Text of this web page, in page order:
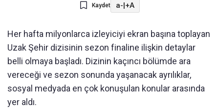
Kaydet a-|+A
Her hafta milyonlarca izleyiciyi ekran başına toplayan
Uzak Şehir dizisinin sezon finaline ilişkin detaylar
belli olmaya başladı. Dizinin kaçıncı bölümde ara
vereceği ve sezon sonunda yaşanacak ayrılıklar,
sosyal medyada en çok konuşulan konular arasında
yer aldı.